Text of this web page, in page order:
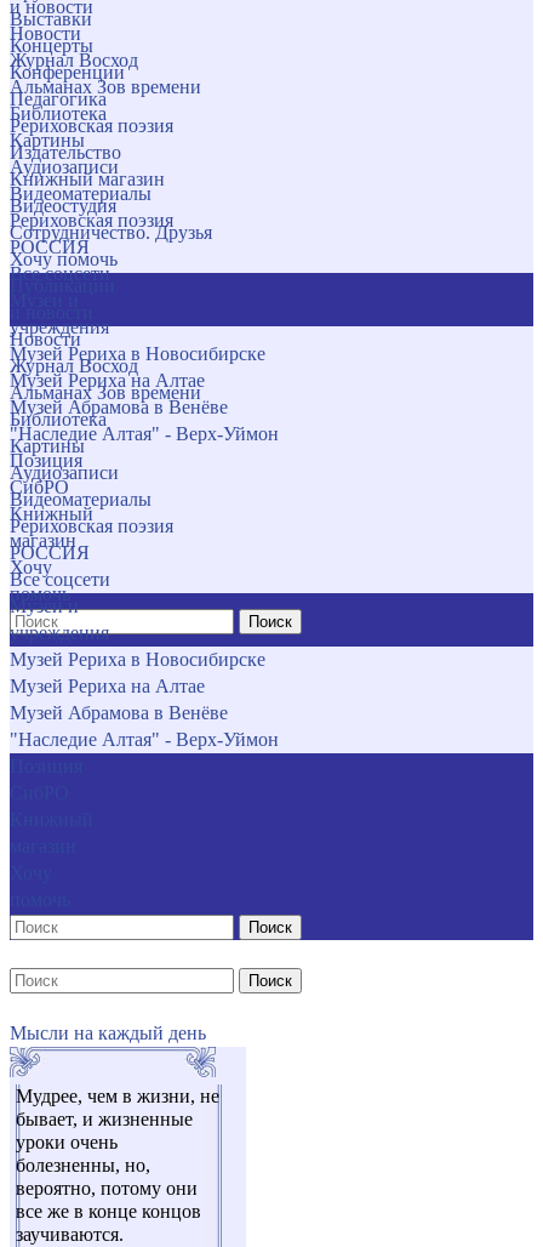
и новости
Новости
Журнал Восход
Альманах Зов времени
Библиотека
Картины
Аудиозаписи
Видеоматериалы
Рериховская поэзия
РОССИЯ
Все соцсети
учреждения
Музей Рериха в Новосибирске
Музей Рериха на Алтае
Музей Абрамова в Венёве
"Наследие Алтая" - Верх-Уймон
Позиция
СибРО
Книжный
магазин
Хочу
помочь
Поиск
Выставки
Концерты
Конференции
Педагогика
Рериховская поэзия
Издательство
Книжный магазин
Видеостудия
Сотрудничество. Друзья
Хочу помочь
Новости
Журнал Восход
Альманах Зов времени
Библиотека
Картины
Аудиозаписи
Видеоматериалы
Рериховская поэзия
РОССИЯ
Все соцсети
Музеи и
учреждения
Музей Рериха в Новосибирске
Музей Рериха на Алтае
Музей Абрамова в Венёве
"Наследие Алтая" - Верх-Уймон
Поиск
Поиск
Мысли на каждый день
Мудрее, чем в жизни, не
бывает, и жизненные
уроки очень
болезненны, но,
вероятно, потому они
все же в конце концов
заучиваются.